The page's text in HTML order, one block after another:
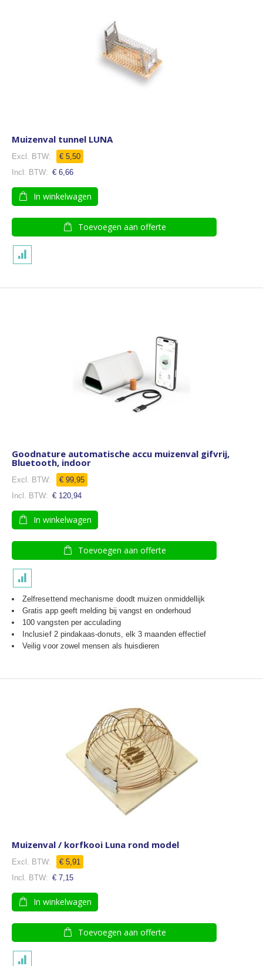
Muizenval tunnel LUNA
€ 5,50
€ 6,66
In winkelwagen
Toevoegen aan offerte
Goodnature automatische accu muizenval gifvrij,
Bluetooth, indoor
€ 99,95
Speciale
€ 120,94
In winkelwagen
Toevoegen aan offerte
Zelfresettend mechanisme doodt muizen onmiddellijk
Gratis app geeft melding bij vangst en onderhoud
100 vangsten per acculading
Inclusief 2 pindakaas-donuts, elk 3 maanden effectief
Veilig voor zowel mensen als huisdieren
Muizenval / korfkooi Luna rond model
€ 5,91
€ 7,15
In winkelwagen
Toevoegen aan offerte